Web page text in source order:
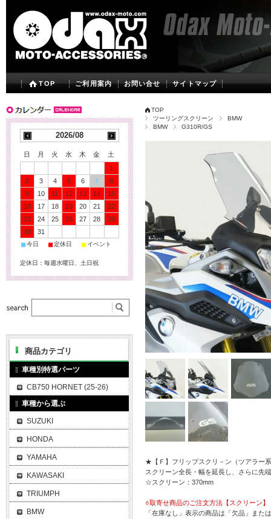
TOP ご利用案内 お問い合せ サイトマップ
TOP
ツーリングスクリーン
BMW
BMW
G310R/GS
★【Ｆ】フリップスクリ－ン（ツアラー
スクリーン全長・幅を延長し、さらに先
☆スクリーン：370mm
○取寄せ商品のご注文方法【スクリーン】
「在庫なし」表示の商品は「欠品」ま
2026/08
日 月 火 水 木 金
土
1
2
3 4 5 6 7
8
9
10 11 12 13 14
15
16
17 18 19 20 21
22
23
24 25 26 27 28
29
30
31
■今日 ■定休日 ■ イベント
定休日：毎週水曜日、土日祝
商品カテゴリ
車種別特選パーツ
CB750 HORNET (25-26)
車種から選ぶ
SUZUKI
HONDA
YAMAHA
KAWASAKI
TRIUMPH
BMW